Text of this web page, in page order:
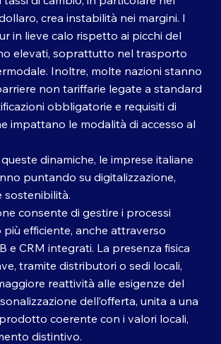
crea instabilità nei margini. I
in lieve calo rispetto ai picchi del
elevati, soprattutto nel trasporto
Inoltre, molte nazioni stanno
non tariffarie legate a standard
obbligatorie e requisiti di
impattano le modalità di accesso al
dinamiche, le imprese italiane
puntando su digitalizzazione,
sostenibilità.
consente di gestire i processi
efficiente, anche attraverso
e CRM integrati. La presenza fisica
tramite distributori o sedi locali,
reattività alle esigenze del
dell’offerta, unita a una
coerente con i valori locali,
distintivo.